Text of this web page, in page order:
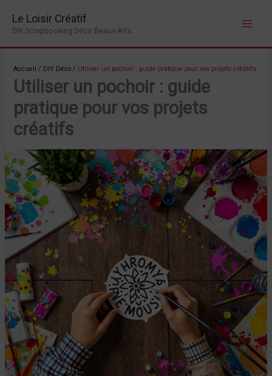
contenu
Le Loisir Créatif
DIY Scrapbooking Déco Beaux-Arts...
Accueil / DIY Déco / Utiliser un pochoir : guide pratique pour vos projets créatifs
Utiliser un pochoir : guide
pratique pour vos projets
créatifs